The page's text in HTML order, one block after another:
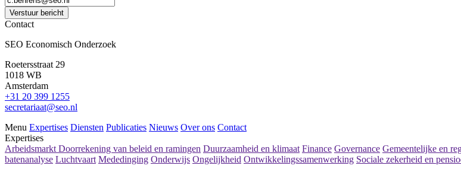
Verstuur bericht
Contact
SEO Economisch Onderzoek
Roetersstraat 29
1018 WB
Amsterdam
+31 20 399 1255
secretariaat@seo.nl
Menu Expertises Diensten Publicaties Nieuws Over ons Contact
Expertises
Arbeidsmarkt Doorrekening van beleid en ramingen Duurzaamheid en klimaat Finance Governance Gemeentelijke en
batenanalyse Luchtvaart Mededinging Onderwijs Ongelijkheid Ontwikkelingssamenwerking Sociale zekerheid en